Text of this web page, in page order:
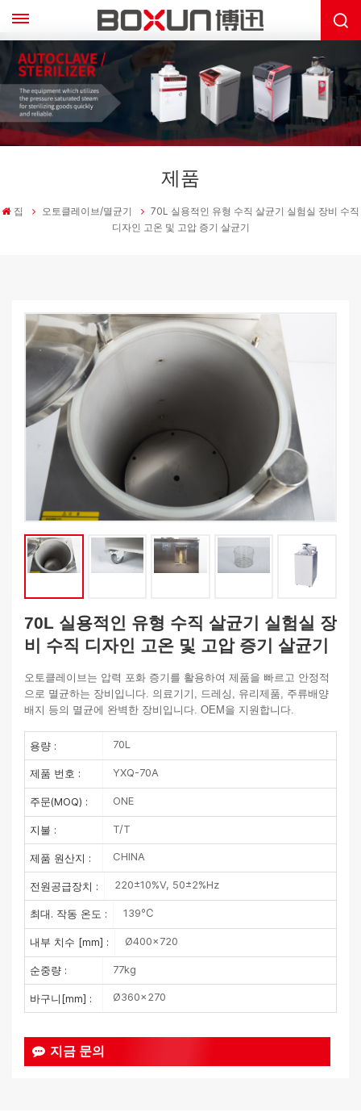
제품
집 오토클레이브/멸균기
70L 실용적인 유형 수직 살균기 실험실 장비 수직
디자인 고온 및 고압 증기 살균기
70L 실용적인 유형 수직 살균기 실험실 장
비 수직 디자인 고온 및 고압 증기 살균기
오토클레이브는 압력 포화 증기를 활용하여 제품을 빠르고 안정적
으로 멸균하는 장비입니다. 의료기기, 드레싱, 유리제품, 주류배양
배지 등의 멸균에 완벽한 장비입니다. OEM을 지원합니다.
용량 : 70L
제품 번호 : YXQ-70A
주문(MOQ) : ONE
지불 : T/T
제품 원산지 : CHINA
전원공급장치 : 220±10%V, 50±2%Hz
최대. 작동 온도 : 139℃
내부 치수 [mm] : Ø400×720
순중량 : 77kg
바구니[mm] : Ø360×270
지금 문의